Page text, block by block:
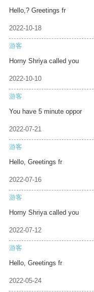
Hello,? Greetings fr
2022-10-18
游客
Horny Shriya called you
2022-10-10
游客
You have 5 minute oppor
2022-07-21
游客
Hello, Greetings fr
2022-07-16
游客
Horny Shriya called you
2022-07-12
游客
Hello, Greetings fr
2022-05-24